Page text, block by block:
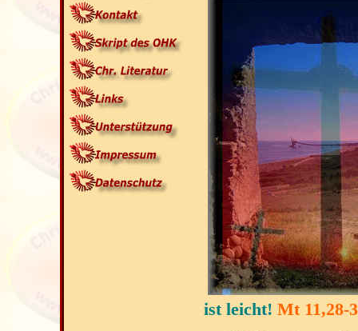
ist leicht! Mt 11,28-